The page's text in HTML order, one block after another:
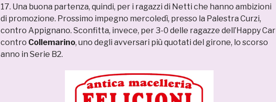
17. Una buona partenza, quindi, per i ragazzi di Netti che hanno ambizioni
di promozione. Prossimo impegno mercoledì, presso la Palestra Curzi,
contro Appignano. Sconfitta, invece, per 3-0 delle ragazze dell’Happy Car
contro Collemarino, uno degli avversari più quotati del girone, lo scorso
anno in Serie B2.